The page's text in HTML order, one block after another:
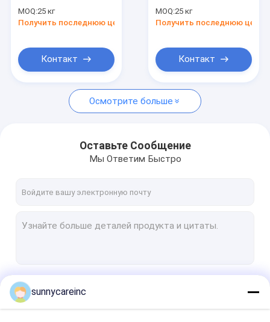
TLC Полисахариды
20% УФ пищевые
MOQ:25 кг
Получить последнюю цену
Контакт
Powder 4:1 TLC
Полисахариды 20%
Халяльный ISO9001
MOQ:25 кг
Получить последнюю цену
Контакт
Осмотрите больше
Оставьте Сообщение
Мы Ответим Быстро
sunnycareinc